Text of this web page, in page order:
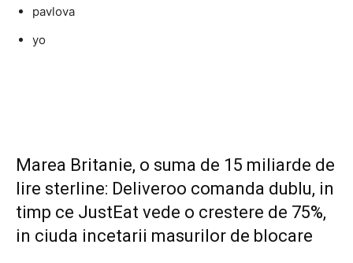
pavlova
yo
Marea Britanie, o suma de 15 miliarde de
lire sterline: Deliveroo comanda dublu, in
timp ce JustEat vede o crestere de 75%,
in ciuda incetarii masurilor de blocare